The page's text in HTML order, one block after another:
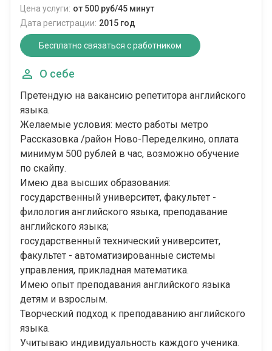
Цена услуги: от 500 руб/45 минут
Дата регистрации: 2015 год
Бесплатно связаться с работником
О себе
Претендую на вакансию репетитора английского
языка.
Желаемые условия: место работы метро
Рассказовка /район Ново-Переделкино, оплата
минимум 500 рублей в час, возможно обучение
по скайпу.
Имею два высших образования:
государственный университет, факультет -
филология английского языка, преподавание
английского языка;
государственный технический университет,
факультет - автоматизированные системы
управления, прикладная математика.
Имею опыт преподавания английского языка
детям и взрослым.
Творческий подход к преподаванию английского
языка.
Учитываю индивидуальность каждого ученика.